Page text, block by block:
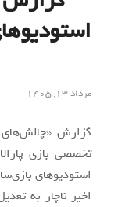
مرداد ۱۳, ۱۴۰۵
گزارش
استودیوهای
اخیر ناچار به